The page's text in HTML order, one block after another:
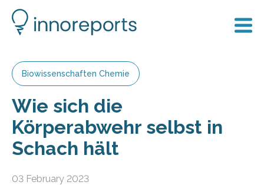
Biowissenschaften Chemie
Wie sich die
Körperabwehr selbst in
Schach hält
03 February 2023